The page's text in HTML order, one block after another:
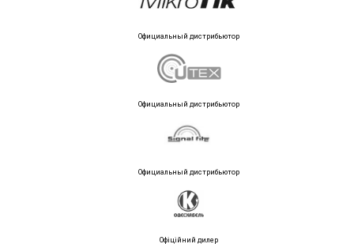
Официальный дистрибьютор
Официальный дистрибьютор
Официальный дистрибьютор
Офіційний дилер